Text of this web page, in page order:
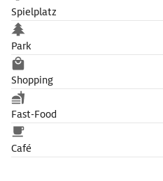
Spielplatz
Park
Shopping
Fast-Food
Café